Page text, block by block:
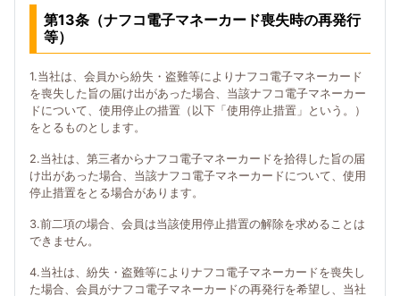
第13条（ナフコ電子マネーカード喪失時の再発行
等）
1.当社は、会員から紛失・盗難等によりナフコ電子マネーカード
を喪失した旨の届け出があった場合、当該ナフコ電子マネーカー
ドについて、使用停止の措置（以下「使用停止措置」という。）
をとるものとします。
2.当社は、第三者からナフコ電子マネーカードを拾得した旨の届
け出があった場合、当該ナフコ電子マネーカードについて、使用
停止措置をとる場合があります。
3.前二項の場合、会員は当該使用停止措置の解除を求めることは
できません。
4.当社は、紛失・盗難等によりナフコ電子マネーカードを喪失し
た場合、会員がナフコ電子マネーカードの再発行を希望し、当社